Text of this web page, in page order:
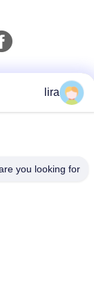
الهاتف
lira
you looking for?